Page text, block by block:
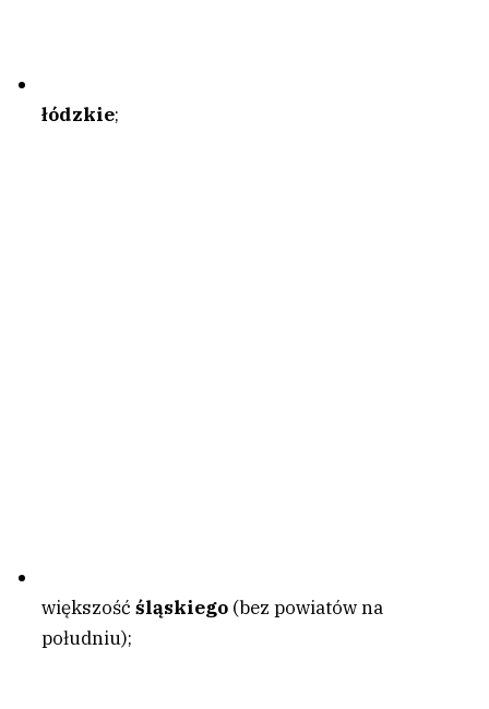
łódzkie;
większość śląskiego (bez powiatów na
południu);